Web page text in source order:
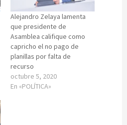
Alejandro Zelaya lamenta
que presidente de
Asamblea califique como
capricho el no pago de
planillas por falta de
recurso
octubre 5, 2020
En «POLÍTICA»